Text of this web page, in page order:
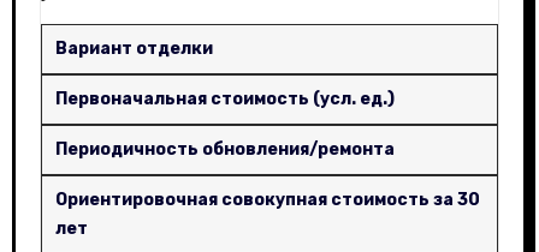
Вариант отделки
Первоначальная стоимость (усл. ед.)
Периодичность обновления/ремонта
Ориентировочная совокупная стоимость за 30
лет